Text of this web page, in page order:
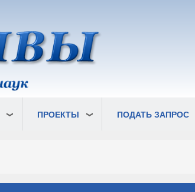
ПРОЕКТЫ ПОДАТЬ ЗАПРОС